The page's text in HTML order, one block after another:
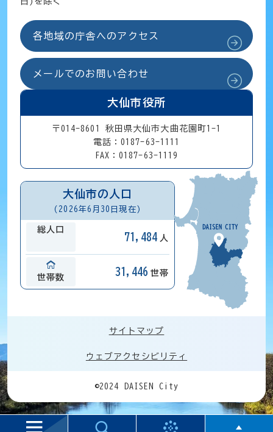
各地域の庁舎へのアクセス
メールでのお問い合わせ
大仙市役所
〒014-8601 秋田県大仙市大曲花園町1-1
電話：0187-63-1111
FAX：0187-63-1119
大仙市の人口
(2026年6月30日現在)
総人口
71,484 人
世帯数
31,446 世帯
サイトマップ
ウェブアクセシビリティ
©2024 DAISEN City